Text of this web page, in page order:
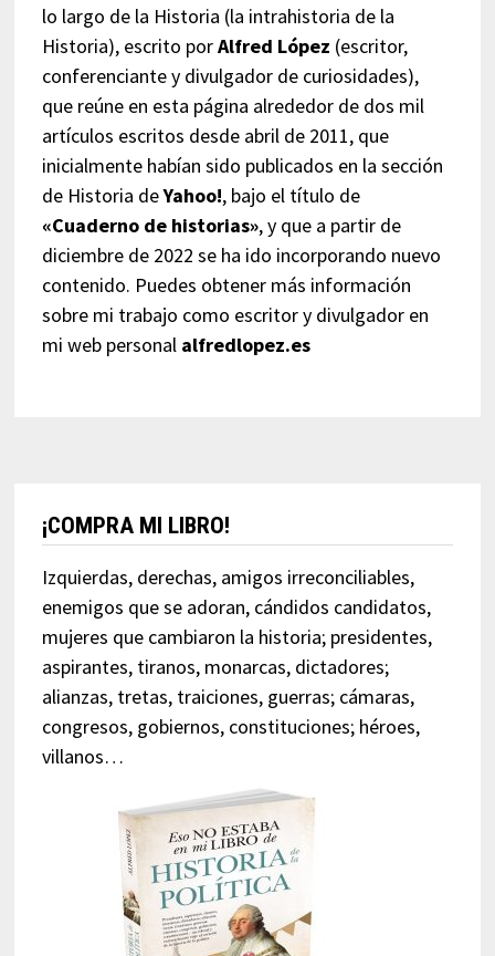
lo largo de la Historia (la intrahistoria de la
Historia), escrito porAlfred López (escritor,
conferenciante y divulgador de curiosidades),
que reúne en esta página alrededor de dos mil
artículos escritos desde abril de 2011, que
inicialmente habían sido publicados en la sección
de Historia deYahoo!, bajo el título de
«Cuaderno de historias», y que a partir de
diciembre de 2022 se ha ido incorporando nuevo
contenido. Puedes obtener más información
sobre mi trabajo como escritor y divulgador en
mi web personal alfredlopez.es
¡COMPRA MI LIBRO!
Izquierdas, derechas, amigos irreconciliables,
enemigos que se adoran, cándidos candidatos,
mujeres que cambiaron la historia; presidentes,
aspirantes, tiranos, monarcas, dictadores;
alianzas, tretas, traiciones, guerras; cámaras,
congresos, gobiernos, constituciones; héroes,
villanos…